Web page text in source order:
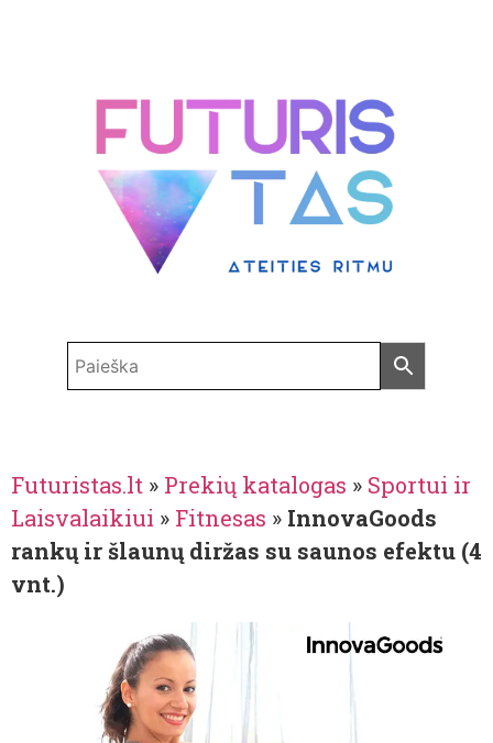
Futuristas.lt » Prekių katalogas » Sportui ir
Laisvalaikiui » Fitnesas » InnovaGoods
rankų ir šlaunų diržas su saunos efektu (4
vnt.)